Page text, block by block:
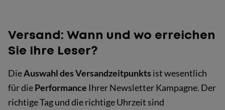
Versand: Wann und wo erreichen
Sie Ihre Leser?
DieAuswahl des Versandzeitpunkts ist wesentlich
für diePerformance Ihrer Newsletter Kampagne. Der
richtige Tag und die richtige Uhrzeit sind